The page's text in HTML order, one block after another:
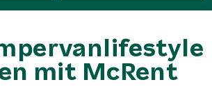
mit McRent